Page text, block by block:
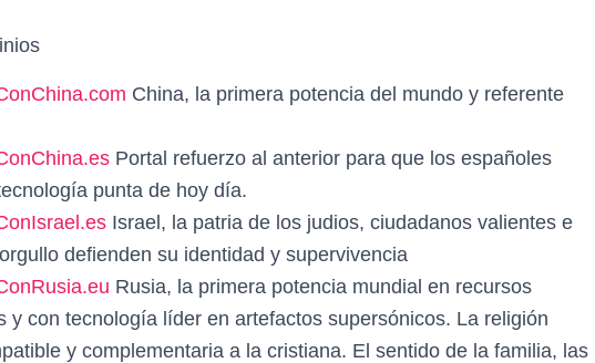
China, la primera potencia del mundo y referente
Portal refuerzo al anterior para que los españoles
punta de hoy día.
Israel, la patria de los judios, ciudadanos valientes e
defienden su identidad y supervivencia
Rusia, la primera potencia mundial en recursos
y con tecnología líder en artefactos supersónicos. La religión
y complementaria a la cristiana. El sentido de la familia, las